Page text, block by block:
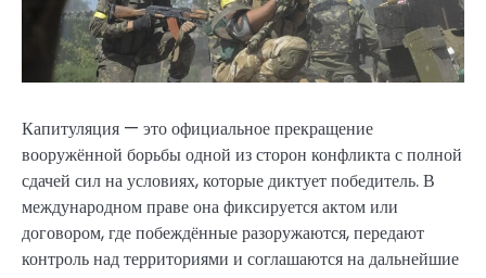
Капитуляция — это официальное прекращение
вооружённой борьбы одной из сторон конфликта с полной
сдачей сил на условиях, которые диктует победитель. В
международном праве она фиксируется актом или
договором, где побеждённые разоружаются, передают
контроль над территориями и соглашаются на дальнейшие